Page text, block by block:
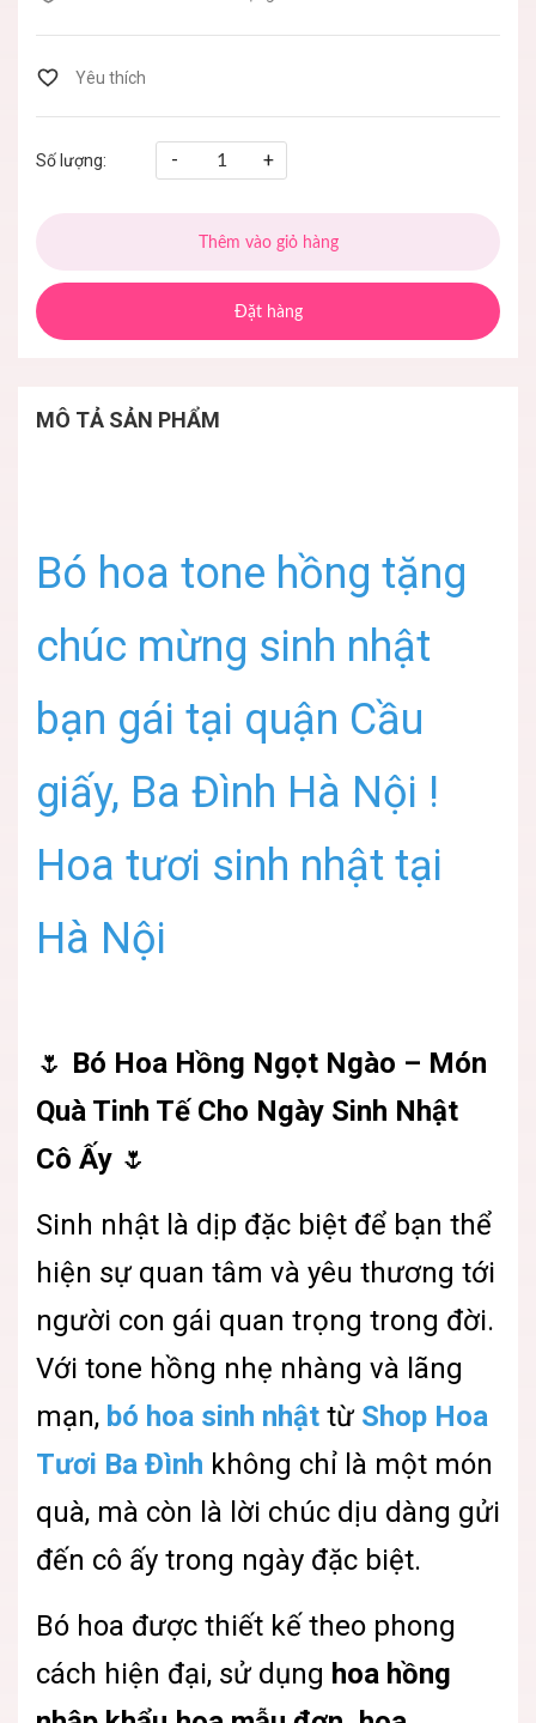
Số lượng: - +
Thêm vào giỏ hàng
Đặt hàng
MÔ TẢ SẢN PHẨM
Bó hoa tone hồng tặng
chúc mừng sinh nhật
bạn gái tại quận Cầu
giấy, Ba Đình Hà Nội !
Hoa tươi sinh nhật tại
Hà Nội
🌷 Bó Hoa Hồng Ngọt Ngào – Món
Quà Tinh Tế Cho Ngày Sinh Nhật
Cô Ấy 🌷
Sinh nhật là dịp đặc biệt để bạn thể
hiện sự quan tâm và yêu thương tới
người con gái quan trọng trong đời.
Với tone hồng nhẹ nhàng và lãng
mạn, bó hoa sinh nhật từ Shop Hoa
Tươi Ba Đình không chỉ là một món
quà, mà còn là lời chúc dịu dàng gửi
đến cô ấy trong ngày đặc biệt.
Bó hoa được thiết kế theo phong
cách hiện đại, sử dụng hoa hồng